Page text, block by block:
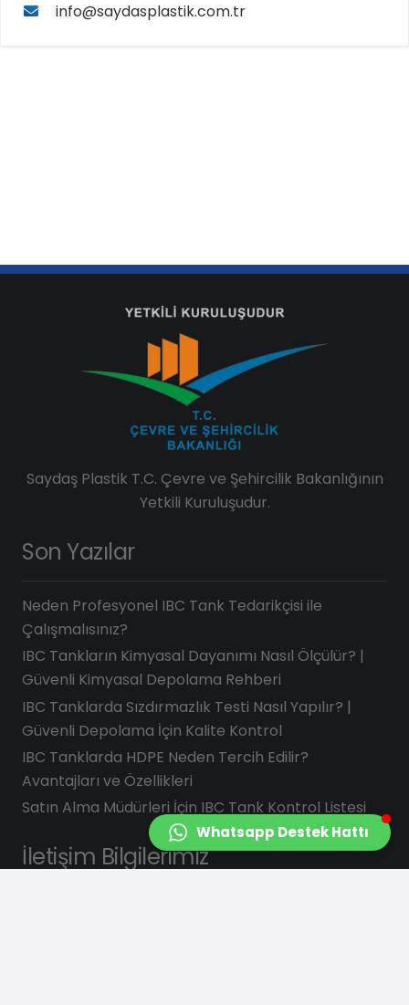
info@saydasplastik.com.tr
Saydaş Plastik T.C. Çevre ve Şehircilik Bakanlığının
Yetkili Kuruluşudur.
Son Yazılar
Neden Profesyonel IBC Tank Tedarikçisi ile
Çalışmalısınız?
IBC Tankların Kimyasal Dayanımı Nasıl Ölçülür? |
Güvenli Kimyasal Depolama Rehberi
IBC Tanklarda Sızdırmazlık Testi Nasıl Yapılır? |
Güvenli Depolama İçin Kalite Kontrol
IBC Tanklarda HDPE Neden Tercih Edilir?
Avantajları ve Özellikleri
Satın Alma Müdürleri İçin IBC Tank Kontrol Listesi
İletişim Bilgilerimiz
Whatsapp Destek Hattı